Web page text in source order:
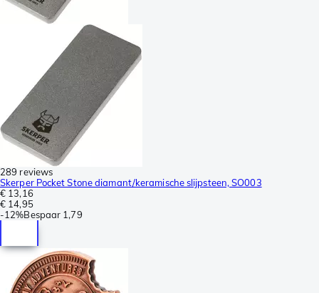
289 reviews
Skerper Pocket Stone diamant/keramische slijpsteen, SO003
€ 13,16
€ 14,95
-12%Bespaar 1,79